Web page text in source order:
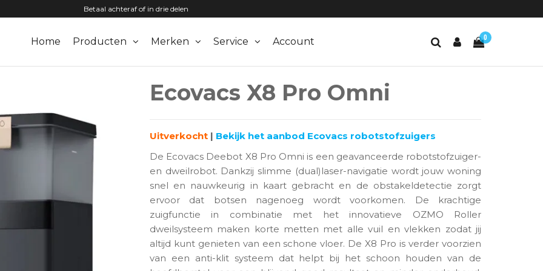
Betaal achteraf of in drie delen
0
Home Producten Merken Service Account
Ecovacs X8 Pro Omni
Uitverkocht| Bekijk het aanbod Ecovacs robotstofzuigers
De Ecovacs Deebot X8 Pro Omni is een geavanceerde robotstofzuiger-
en dweilrobot. Dankzij slimme (dual)laser-navigatie wordt jouw woning
snel en nauwkeurig in kaart gebracht en de obstakeldetectie zorgt
ervoor dat botsen nagenoeg wordt voorkomen. De krachtige
zuigfunctie in combinatie met het innovatieve OZMO Roller
dweilsysteem maken korte metten met alle vuil en vlekken zodat jij
altijd kunt genieten van een schone vloer. De X8 Pro is verder voorzien
van een anti-klit systeem dat helpt bij het schoon houden van de